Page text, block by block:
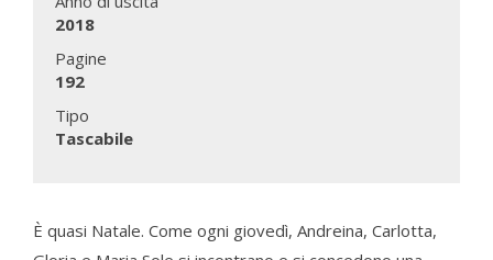
2018
Pagine
192
Tipo
Tascabile
È quasi Natale. Come ogni giovedì, Andreina, Carlotta,